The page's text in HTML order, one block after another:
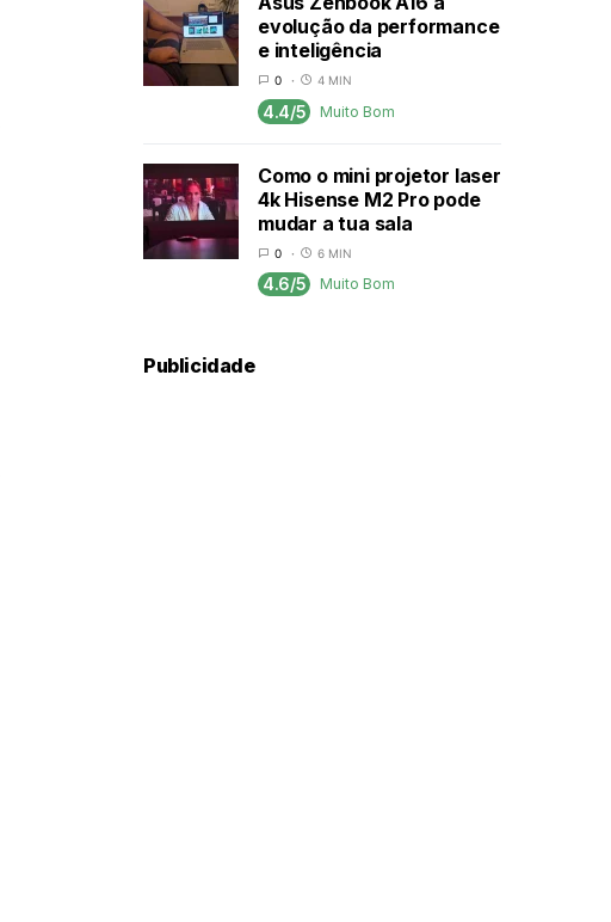
evolução da performance
e inteligência
0 4 MIN
4.4/5 Muito Bom
Como o mini projetor laser
4k Hisense M2 Pro pode
mudar a tua sala
0 6 MIN
4.6/5 Muito Bom
Publicidade